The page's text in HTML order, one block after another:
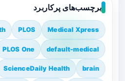
برچسب‌های پرکاربرد
Medical Xpress
PLOS
default-medical
PLOS One
brain
ScienceDaily Health